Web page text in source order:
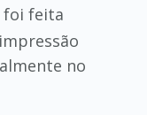
foi feita
no